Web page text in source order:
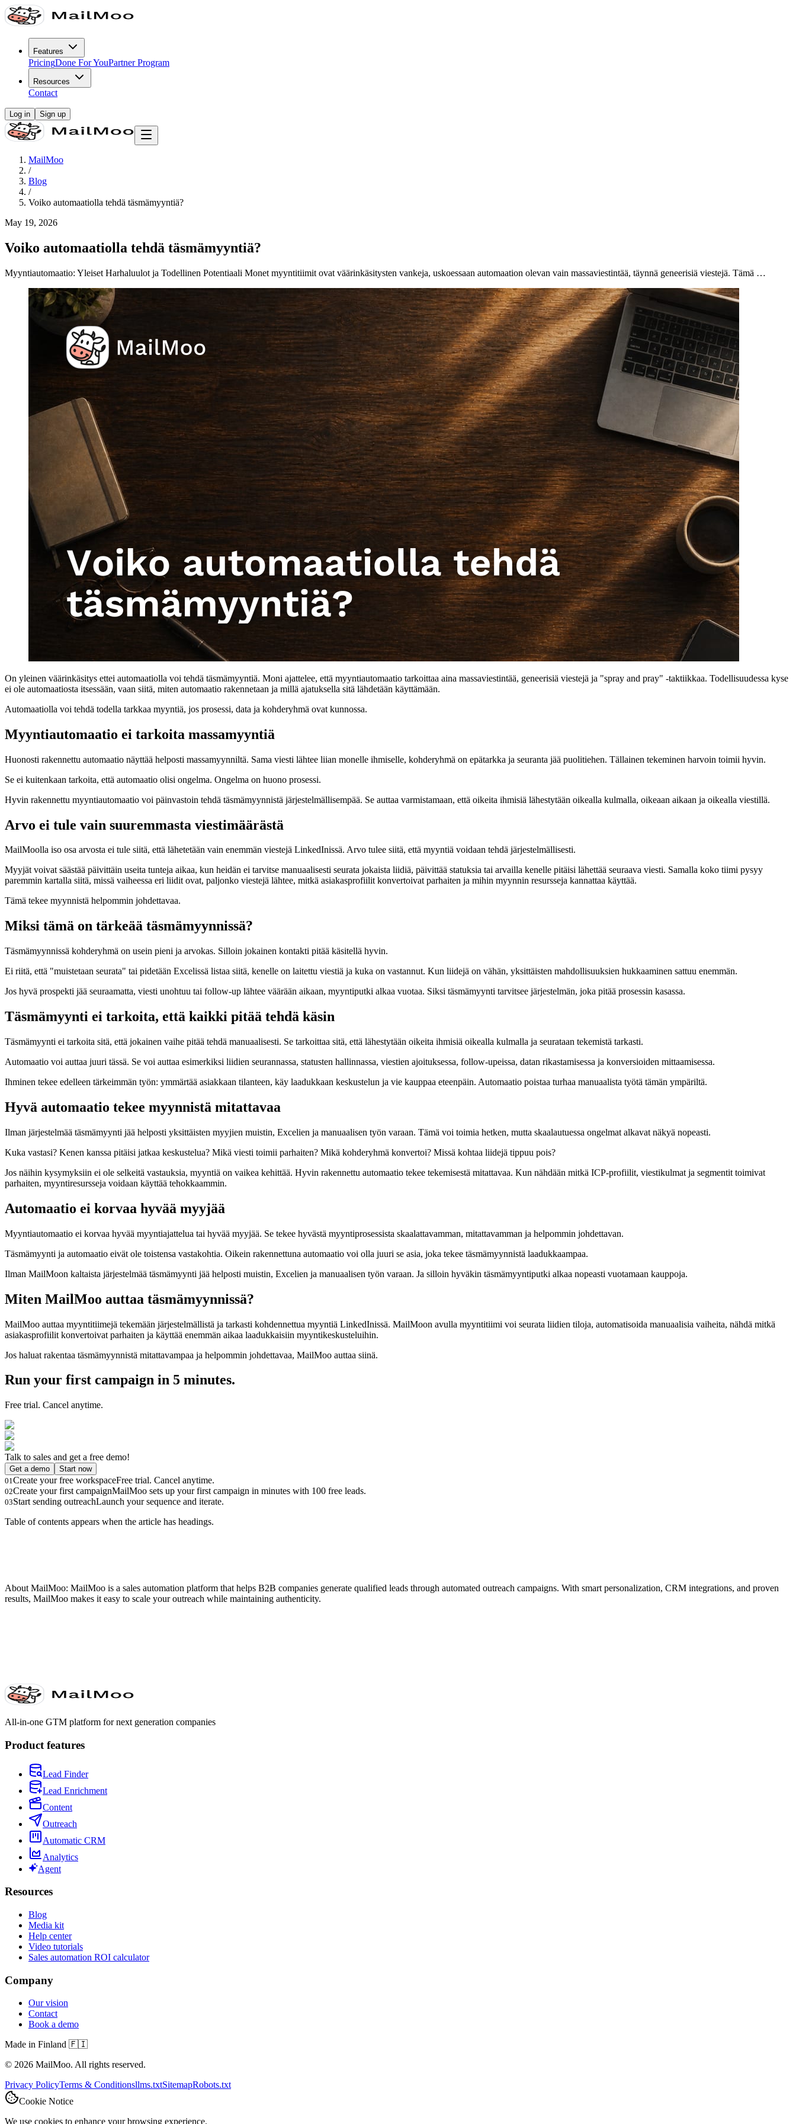
Features
PricingDone For YouPartner Program
Resources
Contact
Log in Sign up
MailMoo
/
Blog
/
Voiko automaatiolla tehdä täsmämyyntiä?
May 19, 2026
Voiko automaatiolla tehdä täsmämyyntiä?
Myyntiautomaatio: Yleiset Harhaluulot ja Todellinen Potentiaali Monet myyntitiimit ovat väärinkäsitysten vankeja, uskoessaan automaation olevan vain massaviestintää, täynnä geneerisiä viestejä. Tämä …
On yleinen väärinkäsitys ettei automaatiolla voi tehdä täsmämyyntiä. Moni ajattelee, että myyntiautomaatio tarkoittaa aina massaviestintää, geneerisiä viestejä ja "spray and pray" -taktiikkaa. Todellisuudessa kyse
ei ole automaatiosta itsessään, vaan siitä, miten automaatio rakennetaan ja millä ajatuksella sitä lähdetään käyttämään.
Automaatiolla voi tehdä todella tarkkaa myyntiä, jos prosessi, data ja kohderyhmä ovat kunnossa.
Myyntiautomaatio ei tarkoita massamyyntiä
Huonosti rakennettu automaatio näyttää helposti massamyynniltä. Sama viesti lähtee liian monelle ihmiselle, kohderyhmä on epätarkka ja seuranta jää puolitiehen. Tällainen tekeminen harvoin toimii hyvin.
Se ei kuitenkaan tarkoita, että automaatio olisi ongelma. Ongelma on huono prosessi.
Hyvin rakennettu myyntiautomaatio voi päinvastoin tehdä täsmämyynnistä järjestelmällisempää. Se auttaa varmistamaan, että oikeita ihmisiä lähestytään oikealla kulmalla, oikeaan aikaan ja oikealla viestillä.
Arvo ei tule vain suuremmasta viestimäärästä
MailMoolla iso osa arvosta ei tule siitä, että lähetetään vain enemmän viestejä LinkedInissä. Arvo tulee siitä, että myyntiä voidaan tehdä järjestelmällisesti.
Myyjät voivat säästää päivittäin useita tunteja aikaa, kun heidän ei tarvitse manuaalisesti seurata jokaista liidiä, päivittää statuksia tai arvailla kenelle pitäisi lähettää seuraava viesti. Samalla koko tiimi pysyy
paremmin kartalla siitä, missä vaiheessa eri liidit ovat, paljonko viestejä lähtee, mitkä asiakasprofiilit konvertoivat parhaiten ja mihin myynnin resursseja kannattaa käyttää.
Tämä tekee myynnistä helpommin johdettavaa.
Miksi tämä on tärkeää täsmämyynnissä?
Täsmämyynnissä kohderyhmä on usein pieni ja arvokas. Silloin jokainen kontakti pitää käsitellä hyvin.
Ei riitä, että "muistetaan seurata" tai pidetään Excelissä listaa siitä, kenelle on laitettu viestiä ja kuka on vastannut. Kun liidejä on vähän, yksittäisten mahdollisuuksien hukkaaminen sattuu enemmän.
Jos hyvä prospekti jää seuraamatta, viesti unohtuu tai follow-up lähtee väärään aikaan, myyntiputki alkaa vuotaa. Siksi täsmämyynti tarvitsee järjestelmän, joka pitää prosessin kasassa.
Täsmämyynti ei tarkoita, että kaikki pitää tehdä käsin
Täsmämyynti ei tarkoita sitä, että jokainen vaihe pitää tehdä manuaalisesti. Se tarkoittaa sitä, että lähestytään oikeita ihmisiä oikealla kulmalla ja seurataan tekemistä tarkasti.
Automaatio voi auttaa juuri tässä. Se voi auttaa esimerkiksi liidien seurannassa, statusten hallinnassa, viestien ajoituksessa, follow-upeissa, datan rikastamisessa ja konversioiden mittaamisessa.
Ihminen tekee edelleen tärkeimmän työn: ymmärtää asiakkaan tilanteen, käy laadukkaan keskustelun ja vie kauppaa eteenpäin. Automaatio poistaa turhaa manuaalista työtä tämän ympäriltä.
Hyvä automaatio tekee myynnistä mitattavaa
Ilman järjestelmää täsmämyynti jää helposti yksittäisten myyjien muistin, Excelien ja manuaalisen työn varaan. Tämä voi toimia hetken, mutta skaalautuessa ongelmat alkavat näkyä nopeasti.
Kuka vastasi? Kenen kanssa pitäisi jatkaa keskustelua? Mikä viesti toimii parhaiten? Mikä kohderyhmä konvertoi? Missä kohtaa liidejä tippuu pois?
Jos näihin kysymyksiin ei ole selkeitä vastauksia, myyntiä on vaikea kehittää. Hyvin rakennettu automaatio tekee tekemisestä mitattavaa. Kun nähdään mitkä ICP-profiilit, viestikulmat ja segmentit toimivat
parhaiten, myyntiresursseja voidaan käyttää tehokkaammin.
Automaatio ei korvaa hyvää myyjää
Myyntiautomaatio ei korvaa hyvää myyntiajattelua tai hyvää myyjää. Se tekee hyvästä myyntiprosessista skaalattavamman, mitattavamman ja helpommin johdettavan.
Täsmämyynti ja automaatio eivät ole toistensa vastakohtia. Oikein rakennettuna automaatio voi olla juuri se asia, joka tekee täsmämyynnistä laadukkaampaa.
Ilman MailMoon kaltaista järjestelmää täsmämyynti jää helposti muistin, Excelien ja manuaalisen työn varaan. Ja silloin hyväkin täsmämyyntiputki alkaa nopeasti vuotamaan kauppoja.
Miten MailMoo auttaa täsmämyynnissä?
MailMoo auttaa myyntitiimejä tekemään järjestelmällistä ja tarkasti kohdennettua myyntiä LinkedInissä. MailMoon avulla myyntitiimi voi seurata liidien tiloja, automatisoida manuaalisia vaiheita, nähdä mitkä
asiakasprofiilit konvertoivat parhaiten ja käyttää enemmän aikaa laadukkaisiin myyntikeskusteluihin.
Jos haluat rakentaa täsmämyynnistä mitattavampaa ja helpommin johdettavaa, MailMoo auttaa siinä.
Run your first campaign in 5 minutes.
Free trial. Cancel anytime.
Talk to sales and get a free demo!
Get a demo
Start now
01Create your free workspaceFree trial. Cancel anytime.
02Create your first campaignMailMoo sets up your first campaign in minutes with 100 free leads.
03Start sending outreachLaunch your sequence and iterate.
Table of contents appears when the article has headings.
About MailMoo: MailMoo is a sales automation platform that helps B2B companies generate qualified leads through automated outreach campaigns. With smart personalization, CRM integrations, and proven
results, MailMoo makes it easy to scale your outreach while maintaining authenticity.
All-in-one GTM platform for next generation companies
Product features
Lead Finder
Lead Enrichment
Content
Outreach
Automatic CRM
Analytics
Agent
Resources
Blog
Media kit
Help center
Video tutorials
Sales automation ROI calculator
Company
Our vision
Contact
Book a demo
Made in Finland 🇫🇮
© 2026 MailMoo. All rights reserved.
Privacy PolicyTerms & Conditionsllms.txtSitemapRobots.txt
Cookie Notice
We use cookies to enhance your browsing experience.